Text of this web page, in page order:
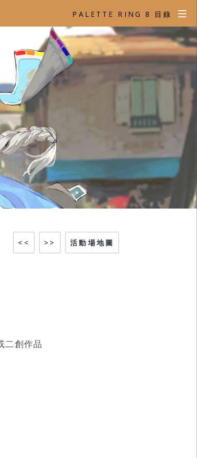
PALETTE RING 8 目錄
活動場地圖
>>
<<
創作品